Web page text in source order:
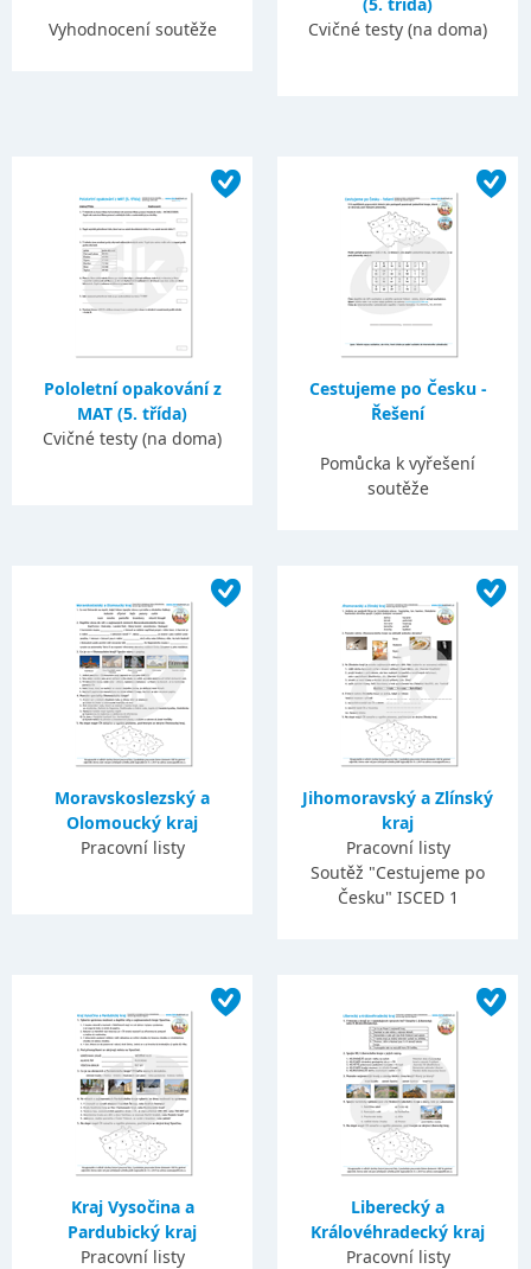
Vyhodnocení soutěže
Cvičné testy (na doma)
Pololetní opakování z
MAT (5. třída)
Cvičné testy (na doma)
Cestujeme po Česku -
Řešení
Pomůcka k vyřešení
soutěže
Moravskoslezský a
Olomoucký kraj
Pracovní listy
Jihomoravský a Zlínský
kraj
Pracovní listy
Soutěž "Cestujeme po
Česku" ISCED 1
Kraj Vysočina a
Pardubický kraj
Pracovní listy
Liberecký a
Královéhradecký kraj
Pracovní listy